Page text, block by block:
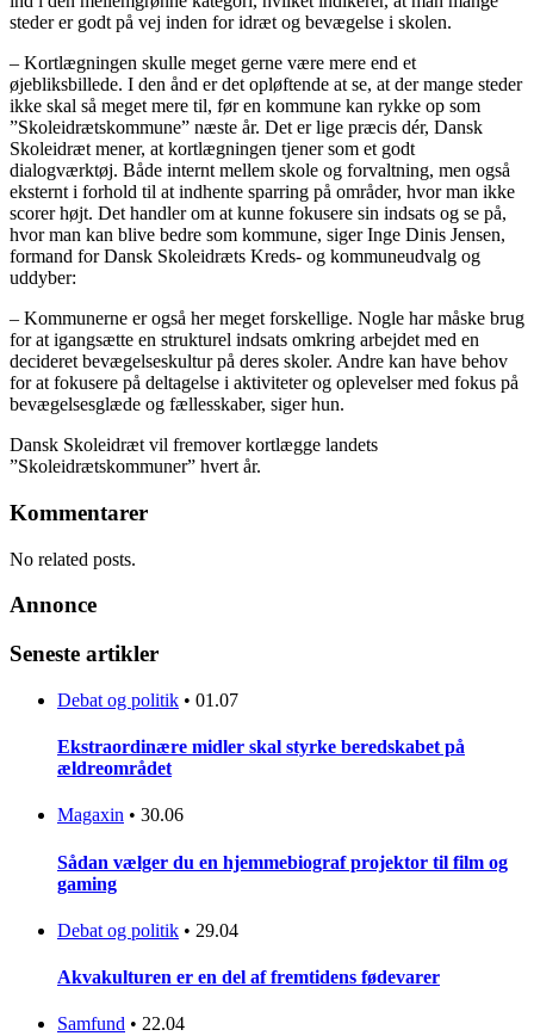
steder er godt på vej inden for idræt og bevægelse i skolen.
– Kortlægningen skulle meget gerne være mere end et
øjebliksbillede. I den ånd er det opløftende at se, at der mange steder
ikke skal så meget mere til, før en kommune kan rykke op som
”Skoleidrætskommune” næste år. Det er lige præcis dér, Dansk
Skoleidræt mener, at kortlægningen tjener som et godt
dialogværktøj. Både internt mellem skole og forvaltning, men også
eksternt i forhold til at indhente sparring på områder, hvor man ikke
scorer højt. Det handler om at kunne fokusere sin indsats og se på,
hvor man kan blive bedre som kommune, siger Inge Dinis Jensen,
formand for Dansk Skoleidræts Kreds- og kommuneudvalg og
uddyber:
– Kommunerne er også her meget forskellige. Nogle har måske brug
for at igangsætte en strukturel indsats omkring arbejdet med en
decideret bevægelseskultur på deres skoler. Andre kan have behov
for at fokusere på deltagelse i aktiviteter og oplevelser med fokus på
bevægelsesglæde og fællesskaber, siger hun.
Dansk Skoleidræt vil fremover kortlægge landets
”Skoleidrætskommuner” hvert år.
Kommentarer
No related posts.
Annonce
Seneste artikler
Debat og politik • 01.07
Ekstraordinære midler skal styrke beredskabet på
ældreområdet
Magaxin • 30.06
Sådan vælger du en hjemmebiograf projektor til film og
gaming
Debat og politik • 29.04
Akvakulturen er en del af fremtidens fødevarer
Samfund • 22.04